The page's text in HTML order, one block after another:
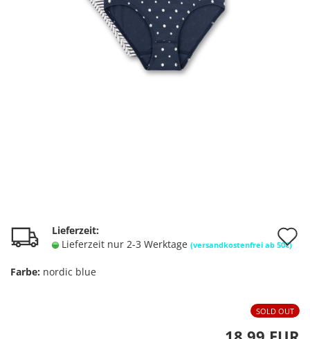
Lieferzeit:
Lieferzeit nur 2-3 Werktage (versandkostenfrei ab 50€)
Farbe: nordic blue
SOLD OUT